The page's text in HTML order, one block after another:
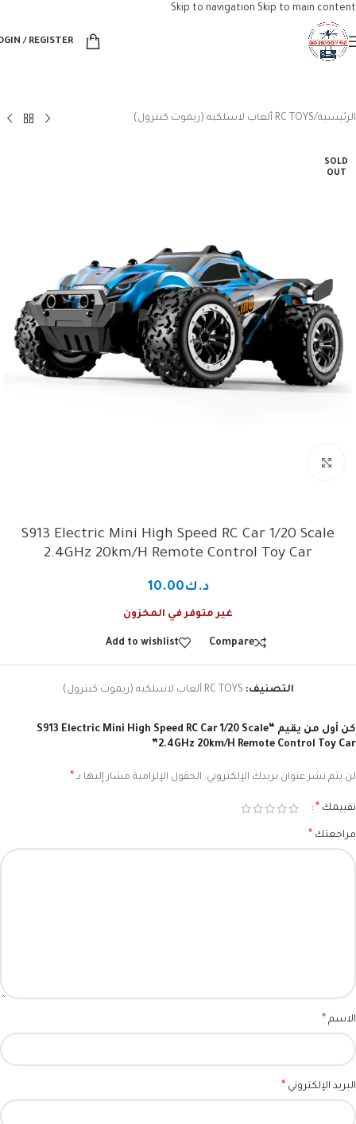
Skip to navigation Skip to main content
/ REGISTER
الرئيسية/RC TOYS ألعاب لاسلكيه (ريموت كنترول)
SOLD
OUT
S913 Electric Mini High Speed RC Car 1/20 Scale
2.4GHz 20km/H Remote Control Toy Car
د.ك10.00
غير متوفر في المخزون
Compare
Add to wishlist
التصنيف: RC TOYS ألعاب لاسلكيه (ريموت كنترول)
كن أول من يقيم “S913 Electric Mini High Speed RC Car 1/20 Scale
2.4GHz 20km/H Remote Control Toy Car”
لن يتم نشر عنوان بريدك الإلكتروني. الحقول الإلزامية مشار إليها بـ *
تقييمك *
مراجعتك *
الاسم *
البريد الإلكتروني *